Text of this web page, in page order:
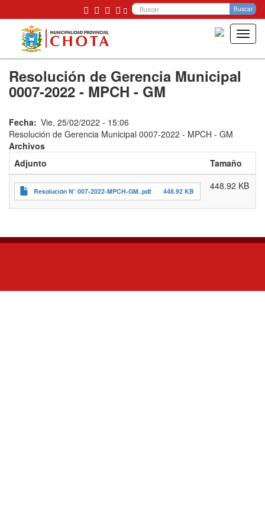
Pasar
contenido
principal
Buscar
Resolución de Gerencia Municipal
0007-2022 - MPCH - GM
Fecha Vie, 25/02/2022 - 15:06
Resolución de Gerencia Municipal 0007-2022 - MPCH - GM
Archivos
Adjunto
Tamaño
Resolución N° 007-2022-MPCH-GM..pdf 448.92 KB 448.92 KB